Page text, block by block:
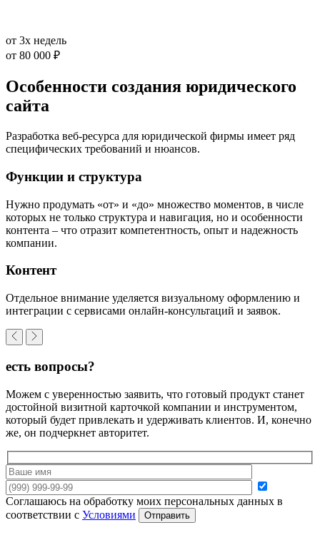
от 3х недель
от 80 000 ₽
Особенности создания юридического
сайта
Разработка веб-ресурса для юридической фирмы имеет ряд
специфических требований и нюансов.
Функции и структура
Нужно продумать «от» и «до» множество моментов, в числе
которых не только структура и навигация, но и особенности
контента – что отразит компетентность, опыт и надежность
компании.
Контент
Отдельное внимание уделяется визуальному оформлению и
интеграции с сервисами онлайн-консультаций и заявок.
есть вопросы?
Можем с уверенностью заявить, что готовый продукт станет
достойной визитной карточкой компании и инструментом,
который будет привлекать и удерживать клиентов. И, конечно
же, он подчеркнет авторитет.
Соглашаюсь на обработку моих персональных данных в
соответствии с Условиями Отправить